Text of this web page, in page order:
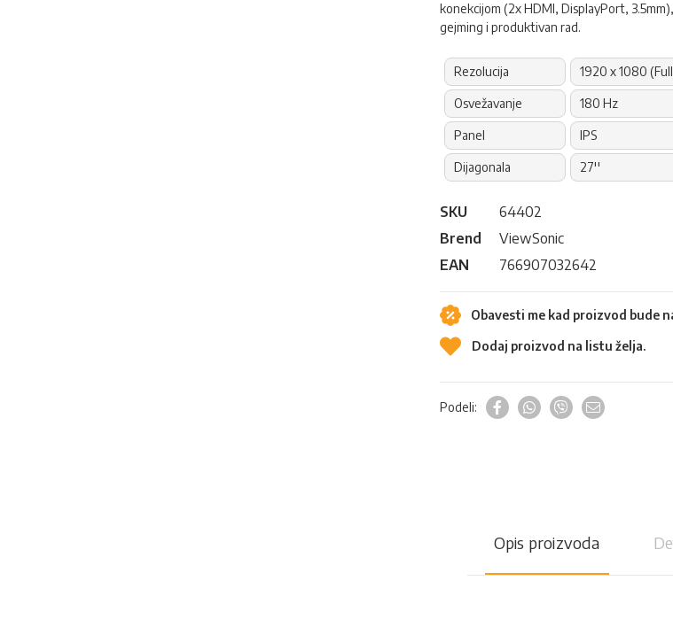
konekcijom (2x HDMI, DisplayPort,
gejming i produktivan rad.
Rezolucija 1920 x 1080
Osvežavanje 180 Hz
Panel IPS
Dijagonala 27''
SKU
64402
Brend
ViewSonic
EAN
766907032642
Obavesti me kad proizvod bude
Dodaj proizvod na listu želja.
Podeli:
Opis proizvoda